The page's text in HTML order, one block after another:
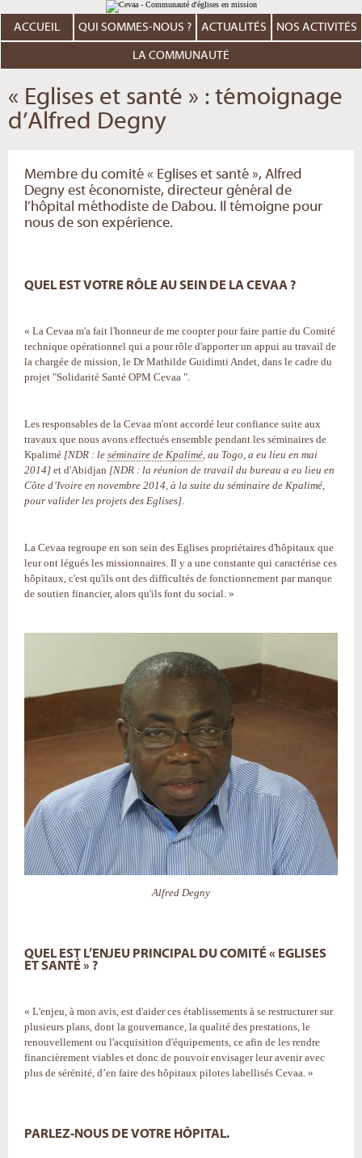
au
contenu.
Aller
personnels
ACCUEIL QUI SOMMES-NOUS ? ACTUALITÉS NOS ACTIVITÉS
LA COMMUNAUTÉ
« Eglises et santé » : témoignage
d’Alfred Degny
Membre du comité « Eglises et santé », Alfred
Degny est économiste, directeur général de
l’hôpital méthodiste de Dabou. Il témoigne pour
nous de son expérience.
QUEL EST VOTRE RÔLE AU SEIN DE LA CEVAA ?
« La Cevaa m'a fait l'honneur de me coopter pour faire partie du Comité
technique opérationnel qui a pour rôle d'apporter un appui au travail de
la chargée de mission, le Dr Mathilde Guidimti Andet, dans le cadre du
projet "Solidarité Santé OPM Cevaa ".
Les responsables de la Cevaa m'ont accordé leur confiance suite aux
travaux que nous avons effectués ensemble pendant les séminaires de
Kpalimé [NDR : le séminaire de Kpalimé, au Togo, a eu lieu en mai
2014] et d'Abidjan [NDR : la réunion de travail du bureau a eu lieu en
Côte d’Ivoire en novembre 2014, à la suite du séminaire de Kpalimé,
pour valider les projets des Eglises].
La Cevaa regroupe en son sein des Eglises propriétaires d'hôpitaux que
leur ont légués les missionnaires. Il y a une constante qui caractérise ces
hôpitaux, c'est qu'ils ont des difficultés de fonctionnement par manque
de soutien financier, alors qu'ils font du social. »
Alfred Degny
QUEL EST L’ENJEU PRINCIPAL DU COMITÉ « EGLISES
ET SANTÉ » ?
« L'enjeu, à mon avis, est d'aider ces établissements à se restructurer sur
plusieurs plans, dont la gouvernance, la qualité des prestations, le
renouvellement ou l'acquisition d'équipements, ce afin de les rendre
financièrement viables et donc de pouvoir envisager leur avenir avec
plus de sérénité, d’en faire des hôpitaux pilotes labellisés Cevaa. »
PARLEZ-NOUS DE VOTRE HÔPITAL.